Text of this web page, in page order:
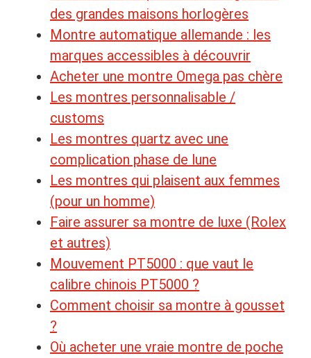
des grandes maisons horlogères
Montre automatique allemande : les
marques accessibles à découvrir
Acheter une montre Omega pas chère
Les montres personnalisable /
customs
Les montres quartz avec une
complication phase de lune
Les montres qui plaisent aux femmes
(pour un homme)
Faire assurer sa montre de luxe (Rolex
et autres)
Mouvement PT5000 : que vaut le
calibre chinois PT5000 ?
Comment choisir sa montre à gousset
?
Où acheter une vraie montre de poche